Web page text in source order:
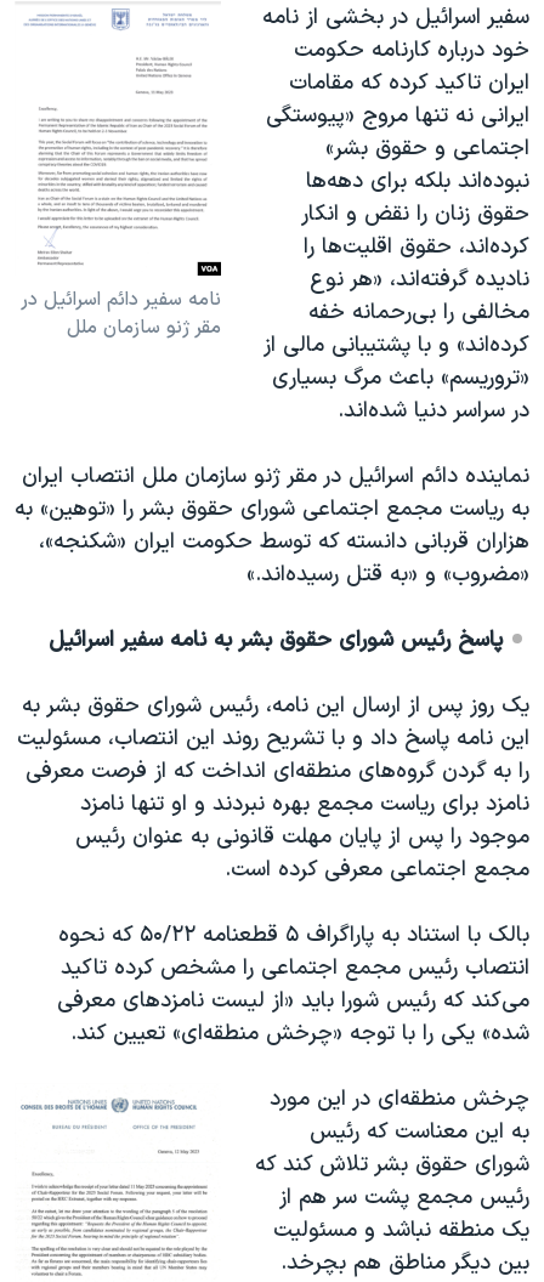
نامه سفیر دائم اسرائیل در
مقر ژنو سازمان ملل
سفیر اسرائیل در بخشی از نامه
خود درباره کارنامه حکومت
ایران تاکید کرده که مقامات
ایرانی نه تنها مروج «پیوستگی
اجتماعی و حقوق بشر»
نبوده‌اند بلکه برای دهه‌ها
حقوق زنان را نقض و انکار
کرده‌اند، حقوق اقلیت‌ها را
نادیده گرفته‌اند، «هر نوع
مخالفی را بی‌رحمانه خفه
کرده‌اند» و با پشتیبانی مالی از
«تروریسم» باعث مرگ بسیاری
در سراسر دنیا شده‌اند.
نماینده دائم اسرائیل در مقر ژنو سازمان ملل انتصاب ایران
به ریاست مجمع اجتماعی شورای حقوق بشر را «توهین» به
هزاران قربانی دانسته که توسط حکومت ایران «شکنجه»،
«مضروب» و «به قتل رسیده‌اند.»
پاسخ رئیس شورای حقوق بشر به نامه سفیر اسرائیل
یک روز پس از ارسال این نامه، رئیس شورای حقوق بشر به
این نامه پاسخ داد و با تشریح روند این انتصاب، مسئولیت
را به گردن گروه‌های منطقه‌ای انداخت که از فرصت معرفی
نامزد برای ریاست مجمع بهره نبردند و او تنها نامزد
موجود را پس از پایان مهلت قانونی به عنوان رئیس
مجمع اجتماعی معرفی کرده است.
بالک با استناد به پاراگراف ۵ قطعنامه ۵۰/۲۲ که نحوه
انتصاب رئیس مجمع اجتماعی را مشخص کرده تاکید
می‌کند که رئیس شورا باید «از لیست نامزدهای معرفی
شده» یکی را با توجه «چرخش منطقه‌ای» تعیین کند.
چرخش منطقه‌ای در این مورد
به این معناست که رئیس
شورای حقوق بشر تلاش کند که
رئیس مجمع پشت سر هم از
یک منطقه نباشد و مسئولیت
بین دیگر مناطق هم بچرخد.